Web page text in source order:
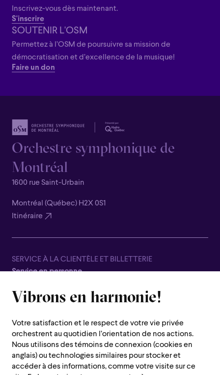
Vibrons en harmonie!
Votre satisfaction et le respect de votre vie privée
orchestrent au quotidien l’orientation de nos actions.
Nous utilisons des témoins de connexion (cookies en
anglais) ou technologies similaires pour stocker et
accéder à des informations, comme votre visite sur ce
Inscrivez-vous dès maintenant.
S'inscrire
SOUTENIR L'OSM
Permettez à l’OSM de poursuivre sa mission de
démocratisation et d’excellence de la musique!
Faire un don
Orchestre symphonique de
Montréal
1600 rue Saint-Urbain
Montréal (Québec) H2X 0S1
Itinéraire
SERVICE À LA CLIENTÈLE ET BILLETTERIE
Service en personne
1600 rue Saint-Urbain,
Service téléphonique
Du lundi au jeudi : de 10 h à 19 h
Vendredi : 10h à 14h
Fermé le samedi, dimanche et les jours fériés